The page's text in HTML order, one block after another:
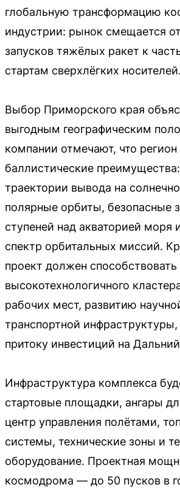
глобальную трансформацию
индустрии: рынок смещается
запусков тяжёлых ракет к
стартам сверхлёгких носителей.
Выбор Приморского края
выгодным географическим
компании отмечают, что регион
баллистические
траектории вывода на
полярные орбиты, безопасные
ступеней над акваторией моря
спектр орбитальных миссий.
проект должен
высокотехнологичного
рабочих мест, развитию
транспортной
притоку инвестиций на
Инфраструктура комплекса
стартовые площадки, ангары
центр управления полётами,
системы, технические зоны и
оборудование. Проектная
космодрома — до 50 пусков в